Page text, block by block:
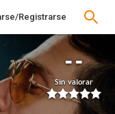
Registrarse
--
Sin valorar